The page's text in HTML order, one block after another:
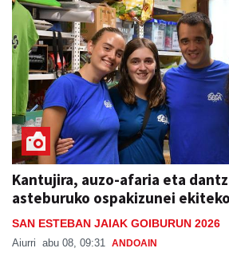
Kantujira, auzo-afaria eta
asteburuko ospakizunei ekiteko
SAN ESTEBAN JAIAK GOIBURUN 2026
Aiurri abu 08, 09:31 ANDOAIN